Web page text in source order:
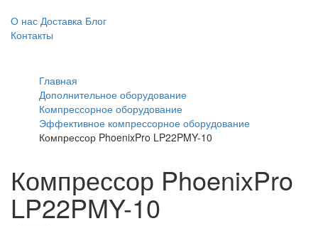
О нас Доставка Блог
Контакты
Главная
Дополнительное оборудование
Компрессорное оборудование
Эффективное компрессорное оборудование
Компрессор PhoenixPro LP22PMY-10
Компрессор PhoenixPro
LP22PMY-10